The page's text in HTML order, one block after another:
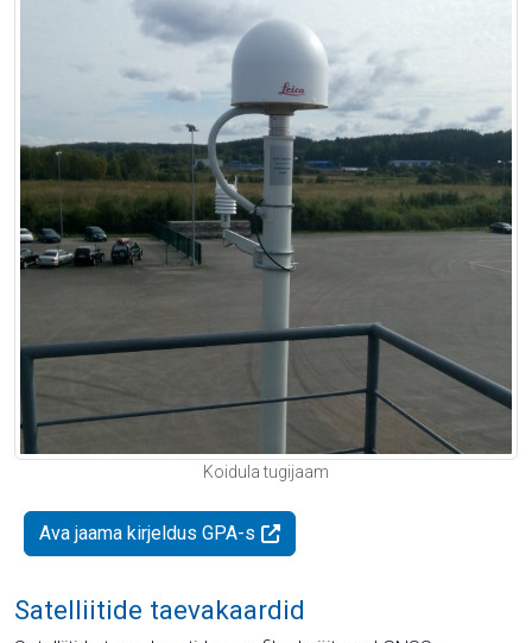
Koidula tugijaam
Ava jaama kirjeldus GPA-s
Satelliitide taevakaardid